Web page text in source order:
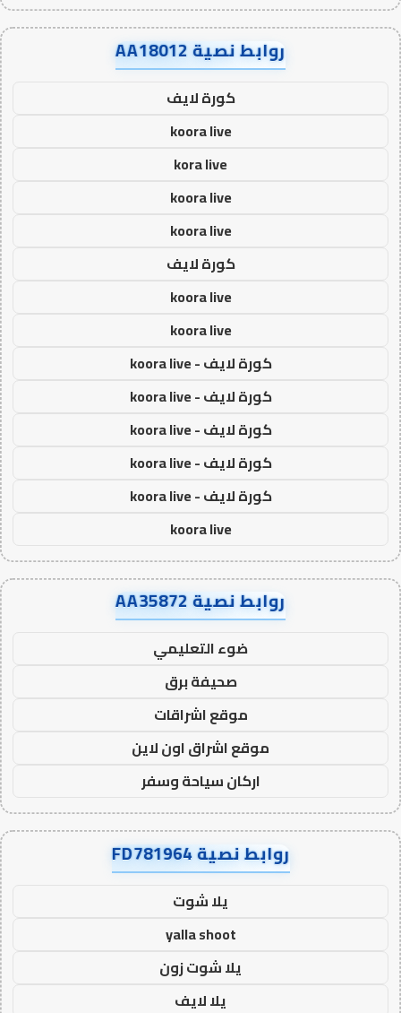
روابط نصية AA18012
كورة لايف
koora live
kora live
koora live
koora live
كورة لايف
koora live
koora live
كورة لايف - koora live
كورة لايف - koora live
كورة لايف - koora live
كورة لايف - koora live
كورة لايف - koora live
koora live
روابط نصية AA35872
ضوء التعليمي
صحيفة برق
موقع اشراقات
موقع اشراق اون لاين
اركان سياحة وسفر
روابط نصية FD781964
يلا شوت
yalla shoot
يلا شوت زون
يلا لايف